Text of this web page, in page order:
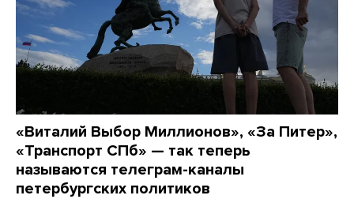
«Виталий Выбор Миллионов», «За Питер»,
«Транспорт СПб» — так теперь
называются телеграм-каналы
петербургских политиков